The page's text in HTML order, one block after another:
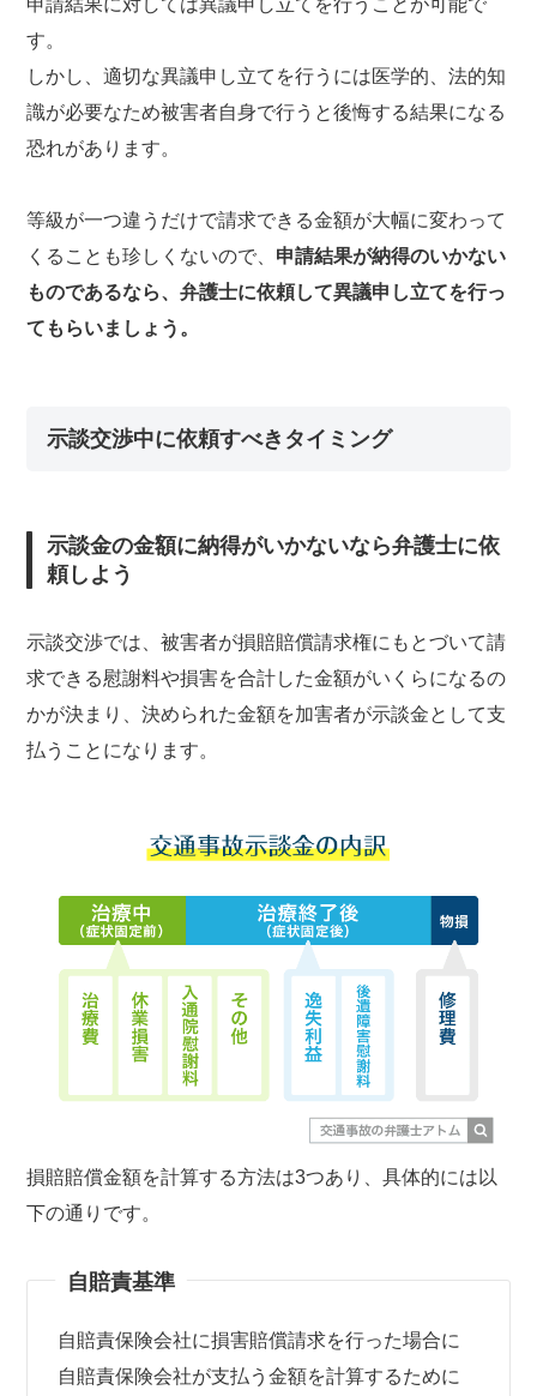
す。
しかし、適切な異議申し立てを行うには医学的、法的知
識が必要なため被害者自身で行うと後悔する結果になる
恐れがあります。
等級が一つ違うだけで請求できる金額が大幅に変わって
くることも珍しくないので、 申請結果が納得のいかない
ものであるなら、弁護士に依頼して異議申し立てを行っ
てもらいましょう。
示談交渉中に依頼すべきタイミング
示談金の金額に納得がいかないなら弁護士に依
頼しよう
示談交渉では、被害者が損賠賠償請求権にもとづいて請
求できる慰謝料や損害を合計した金額がいくらになるの
かが決まり、決められた金額を加害者が示談金として支
払うことになります。
損賠賠償金額を計算する方法は3つあり、具体的には以
下の通りです。
自賠責基準
自賠責保険会社に損害賠償請求を行った場合に
自賠責保険会社が支払う金額を計算するために